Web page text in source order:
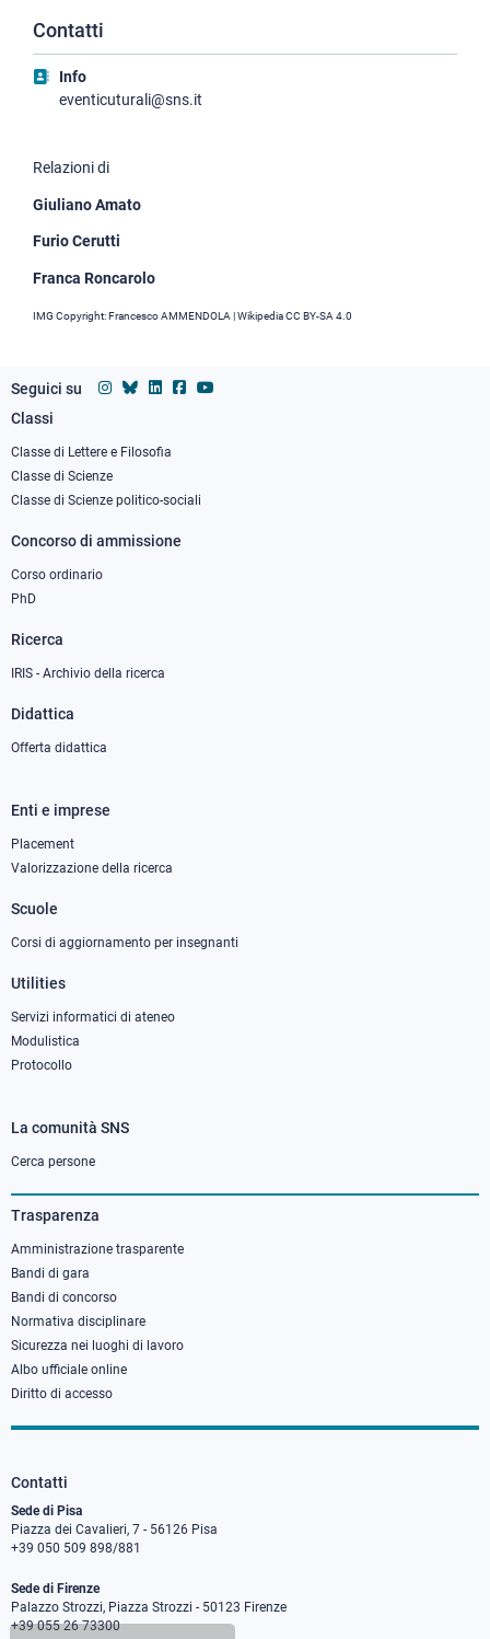
Contatti
Info
eventicuturali@sns.it
Relazioni di
Giuliano Amato
Furio Cerutti
Franca Roncarolo
IMG Copyright: Francesco AMMENDOLA | Wikipedia CC BY-SA 4.0
Seguici su
Footer
column
1
Classi
Classe di Lettere e Filosofia
Classe di Scienze
Classe di Scienze politico-sociali
Concorso di ammissione
Corso ordinario
PhD
Ricerca
IRIS - Archivio della ricerca
Didattica
Offerta didattica
Footer
column
Enti e imprese
Placement
Valorizzazione della ricerca
Scuole
Corsi di aggiornamento per insegnanti
Utilities
Servizi informatici di ateneo
Modulistica
Protocollo
Footer
column
3
La comunità SNS
Cerca persone
Trasparenza
Amministrazione trasparente
Bandi di gara
Bandi di concorso
Normativa disciplinare
Sicurezza nei luoghi di lavoro
Albo ufficiale online
Diritto di accesso
Contatti
Sede di Pisa
Piazza dei Cavalieri, 7 - 56126 Pisa
+39 050 509 898/881
Sede di Firenze
Palazzo Strozzi, Piazza Strozzi - 50123 Firenze
+39 055 26 73300